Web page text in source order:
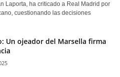
Laporta, ha criticado a Real Madrid por
cuestionando las decisiones
Un ojeador del Marsella firma